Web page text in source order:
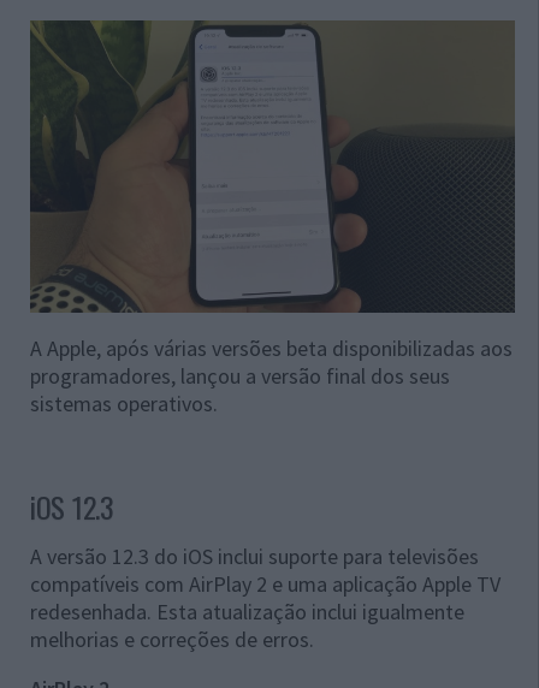
A Apple, após várias versões beta disponibilizadas aos
programadores, lançou a versão final dos seus
sistemas operativos.
iOS 12.3
A versão 12.3 do iOS inclui suporte para televisões
compatíveis com AirPlay 2 e uma aplicação Apple TV
redesenhada. Esta atualização inclui igualmente
melhorias e correções de erros.